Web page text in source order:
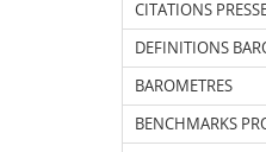
CITATIONS
DEFINITIONS
BAROMETRES
BENCHMARKS